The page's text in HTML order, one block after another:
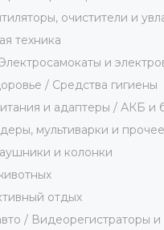
очистители и
техника
и
/ Средства гигиены
и адаптеры / АКБ и
мультиварки и прочее
и колонки
отдых
/ Видеорегистраторы